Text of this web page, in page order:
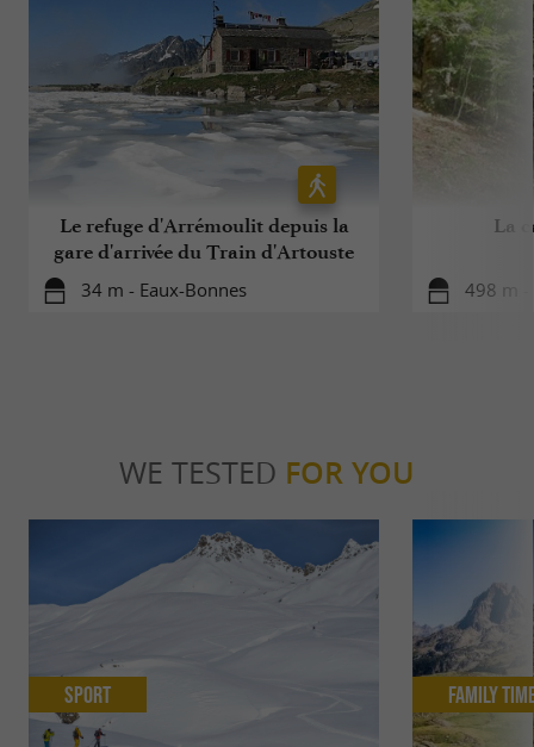
Le refuge d'Arrémoulit depuis la
gare d'arrivée du Train d'Artouste
34 m - Eaux-Bonnes
La
498 m -
WE TESTED FOR YOU
Sport Family